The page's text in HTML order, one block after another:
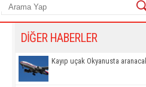
DİĞER HABERLER
Kayıp uçak Okyanusta